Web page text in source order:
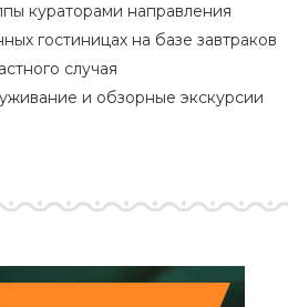
кураторами направления
гостиницах на базе завтраков
случая
и обзорные экскурсии